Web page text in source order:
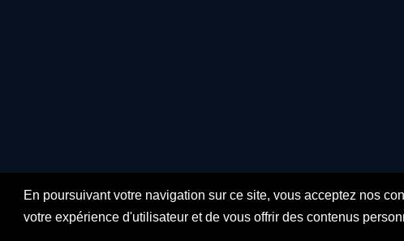
En poursuivant votre navigation sur ce site, vous acceptez nos
votre expérience d'utilisateur et de vous offrir des contenus